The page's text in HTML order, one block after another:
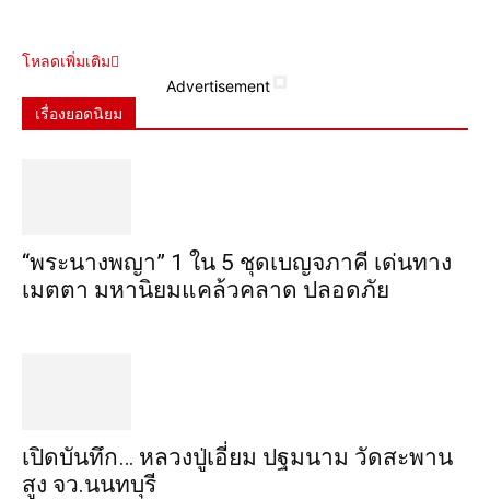
โหลดเพิ่มเติม
Advertisement
เรื่องยอดนิยม
“พระ​นาง​พญา” 1 ใน 5​ ชุดเบญจ​ภาคี​ เด่นทาง
เมตตา​ มหา​นิยม​แคล้วคลาด​ ปลอดภัย​
เปิดบันทึก… หลวงปู่เอี่ยม ​ปฐม​นาม​ วัดสะพาน
สูง​ จว.นนทบุรี